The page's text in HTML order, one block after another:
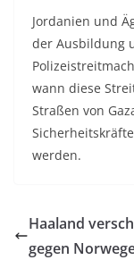
Jordanien und
der Ausbildung
wann diese
Straßen von
werden.
Haaland
gegen